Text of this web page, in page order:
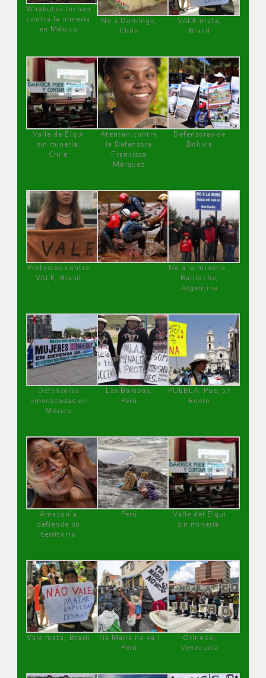
Wirakutas luchan
contra la minería
en México
No a Dominga,
Chile
VALE mata,
Brasil
Valle de Elqui
sin minería.
Chile
Atentan contra
la Defensora
Francisca
Márquez
Defensoras de
Bolivia
Protestas contra
VALE, Brasil
No a la minería ,
Bariloche,
Argentina
Defensoras
amenazadas en
México
Las Bambas,
Perú
PUEBLA, Pue, 27
Enero
Amazonía
defiende su
territorio
Perú
Valle del Elqui
sin minería.
Vale mata, Brasil
Tía María no va !
Perú
Orinoco,
Venezuela